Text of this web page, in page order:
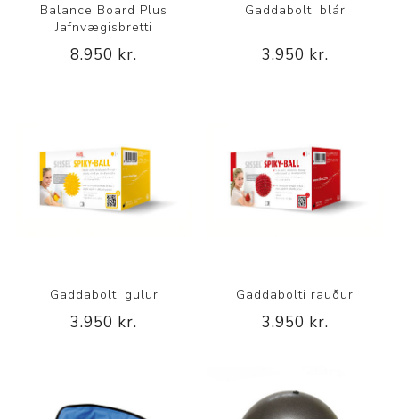
Balance Board Plus
Jafnvægisbretti
8.950 kr.
Gaddabolti blár
3.950 kr.
Gaddabolti gulur
3.950 kr.
Gaddabolti rauður
3.950 kr.